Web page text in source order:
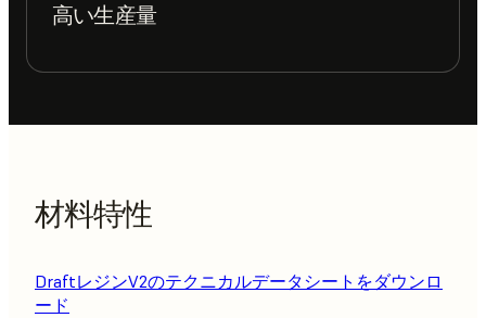
高い生産量
材料特性
DraftレジンV2のテクニカルデータシートをダウンロ
ード